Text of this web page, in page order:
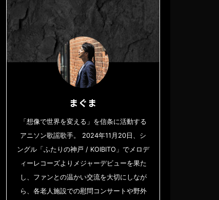
まぐま
「想像で世界を変える」を信条に活動する
アニソン歌謡歌手。 2024年11月20日、シ
ングル「ふたりの神戸 / KOIBITO」でメロデ
ィーレコーズよりメジャーデビューを果た
し、ファンとの温かい交流を大切にしなが
ら、各老人施設での慰問コンサートや野外